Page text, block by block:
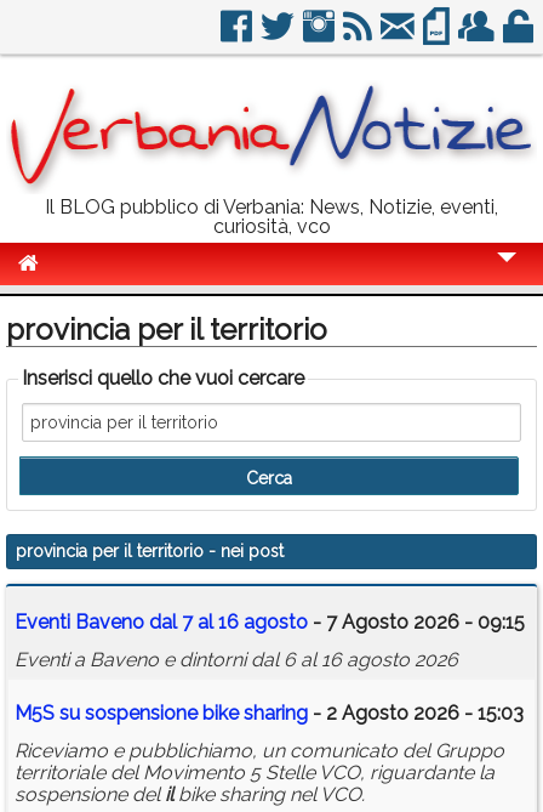
Il BLOG pubblico di Verbania: News, Notizie, eventi,
curiosità, vco
Politica
Sport
Eventi
Info Utili
Rubriche
Calendario
Annunci
provincia per il territorio
Inserisci quello che vuoi cercare
provincia per il territorio - nei post
Eventi Baveno dal 7 al 16 agosto - 7 Agosto 2026 - 09:15
Eventi a Baveno e dintorni dal 6 al 16 agosto 2026
M5S su sospensione bike sharing - 2 Agosto 2026 - 15:03
Riceviamo e pubblichiamo, un comunicato del Gruppo
territoriale del Movimento 5 Stelle VCO, riguardante la
sospensione delilbike sharing nel VCO.